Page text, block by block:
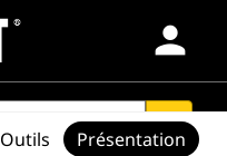
person
search
Outils Présentation